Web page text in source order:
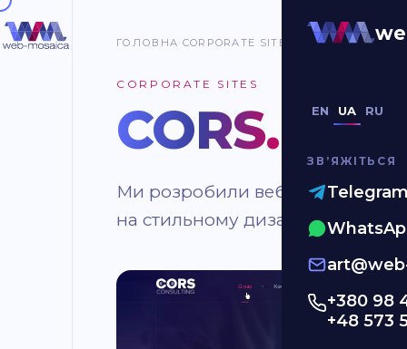
EN UA RU
ЗВʼЯЖІТЬСЯ
+380 98
+48 573
ГОЛОВНА CORPORATE SITES CORS.SU
CORPORATE SITES
CORS.SU.
Ми розробили вебплатформу
на стильному дизайні та